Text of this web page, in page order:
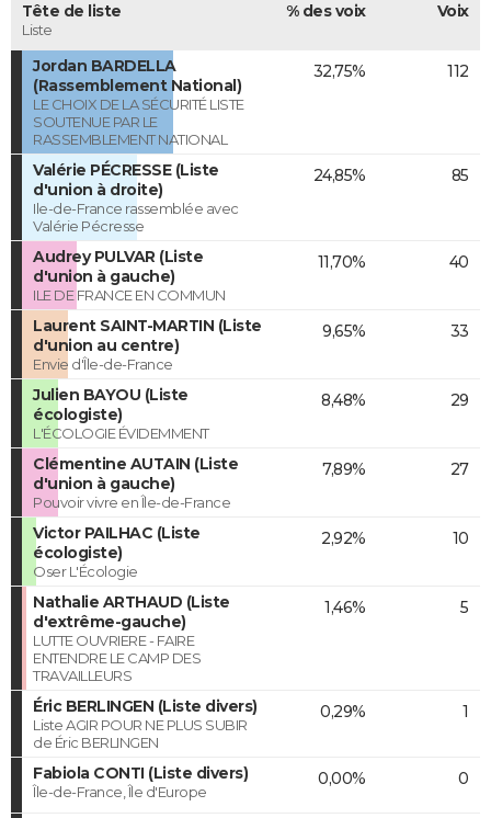
Tête de liste
Liste
% des voix Voix
Jordan BARDELLA
(Rassemblement National)
LE CHOIX DE LA SÉCURITÉ LISTE
SOUTENUE PAR LE
RASSEMBLEMENT NATIONAL
32,75% 112
Valérie PÉCRESSE (Liste
d'union à droite)
Ile-de-France rassemblée avec
Valérie Pécresse
24,85% 85
Audrey PULVAR (Liste
d'union à gauche)
ILE DE FRANCE EN COMMUN
11,70% 40
Laurent SAINT-MARTIN (Liste
d'union au centre)
Envie d'Île-de-France
9,65% 33
Julien BAYOU (Liste
écologiste)
L'ÉCOLOGIE ÉVIDEMMENT
8,48% 29
Clémentine AUTAIN (Liste
d'union à gauche)
Pouvoir vivre en Île-de-France
7,89% 27
Victor PAILHAC (Liste
écologiste)
Oser L'Écologie
2,92% 10
Nathalie ARTHAUD (Liste
d'extrême-gauche)
LUTTE OUVRIERE - FAIRE
ENTENDRE LE CAMP DES
TRAVAILLEURS
1,46% 5
Éric BERLINGEN (Liste divers)
Liste AGIR POUR NE PLUS SUBIR
de Éric BERLINGEN
0,29% 1
Fabiola CONTI (Liste divers)
Île-de-France, Île d'Europe
0,00% 0